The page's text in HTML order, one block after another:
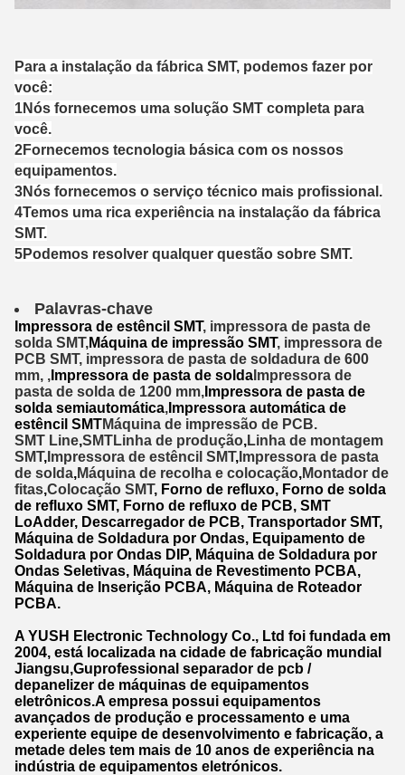
Para a instalação da fábrica SMT, podemos fazer por
você:
1Nós fornecemos uma solução SMT completa para
você.
2Fornecemos tecnologia básica com os nossos
equipamentos.
3Nós fornecemos o serviço técnico mais profissional.
4Temos uma rica experiência na instalação da fábrica
SMT.
5Podemos resolver qualquer questão sobre SMT.
Palavras-chave
Impressora de estêncil SMT, impressora de pasta de
solda SMT,Máquina de impressão SMT, impressora de
PCB SMT, impressora de pasta de soldadura de 600
mm, , Impressora de pasta de solda Impressora de
pasta de solda de 1200 mm, Impressora de pasta de
solda semiautomática, Impressora automática de
estêncil SMTMáquina de impressão de PCB.
SMT Line,SMTLinha de produção,Linha de montagem
SMT, Impressora de estêncil SMT, Impressora de pasta
de solda,Máquina de recolha e colocação,Montador de
fitas,Colocação SMT, Forno de refluxo, Forno de solda
de refluxo SMT, Forno de refluxo de PCB, SMT
LoAdder, Descarregador de PCB, Transportador SMT,
Máquina de Soldadura por Ondas, Equipamento de
Soldadura por Ondas DIP, Máquina de Soldadura por
Ondas Seletivas, Máquina de Revestimento PCBA,
Máquina de Inserição PCBA, Máquina de Roteador
PCBA.
A YUSH Electronic Technology Co., Ltd foi fundada em
2004, está localizada na cidade de fabricação mundial
Jiangsu,Guprofessional separador de pcb /
depanelizer de máquinas de equipamentos
eletrônicos.A empresa possui equipamentos
avançados de produção e processamento e uma
experiente equipe de desenvolvimento e fabricação, a
metade deles tem mais de 10 anos de experiência na
indústria de equipamentos eletrónicos.